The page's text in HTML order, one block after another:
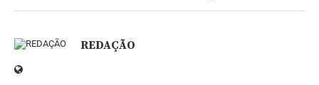
REDAÇÃO